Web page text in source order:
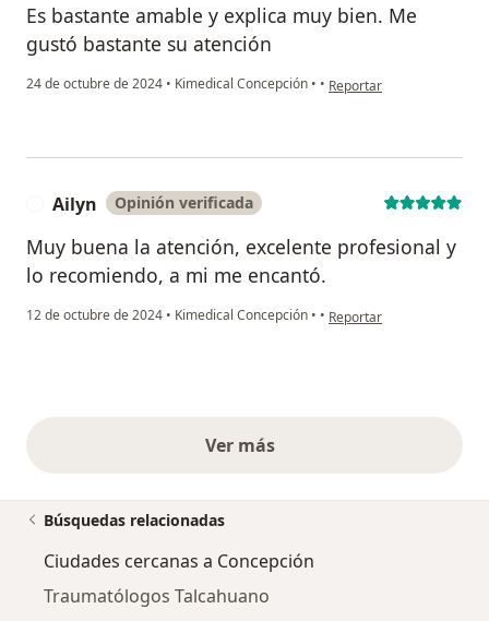
Es bastante amable y explica muy bien. Me
gustó bastante su atención
24 de octubre de 2024 • Kimedical Concepción • • en opinión del usuario
Reportar
Ailyn Opinión verificada
Muy buena la atención, excelente profesional y
lo recomiendo, a mi me encantó.
12 de octubre de 2024 • Kimedical Concepción • • en opinión del usuario
Reportar
Ver másopiniones anteriores
Búsquedas relacionadas
Ciudades cercanas a Concepción
Traumatólogos Talcahuano